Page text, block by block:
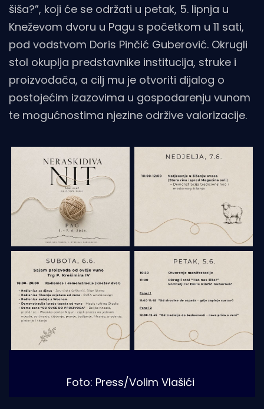
šiša?”, koji će se održati u petak, 5. lipnja u
Kneževom dvoru u Pagu s početkom u 11 sati,
pod vodstvom Doris Pinčić Guberović. Okrugli
stol okuplja predstavnike institucija, struke i
proizvođača, a cilj mu je otvoriti dijalog o
postojećim izazovima u gospodarenju vunom
te mogućnostima njezine održive valorizacije.
Foto: Press/Volim Vlašići